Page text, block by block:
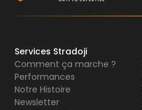
Services Stradoji
Comment ça marche ?
Performances
Notre Histoire
Newsletter